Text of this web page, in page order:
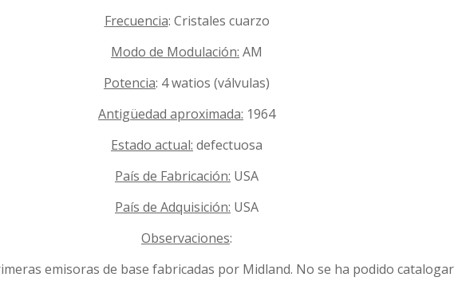
Frecuencia: Cristales cuarzo
Modo de Modulación: AM
Potencia: 4 watios (válvulas)
Antigüedad aproximada: 1964
Estado actual: defectuosa
País de Fabricación: USA
País de Adquisición: USA
Observaciones:
emisoras de base fabricadas por Midland. No se ha podido